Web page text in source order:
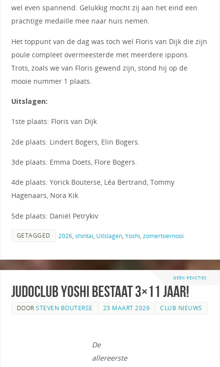
wel even spannend. Gelukkig mocht zij aan het eind een
prachtige medaille mee naar huis nemen.
Het toppunt van de dag was toch wel Floris van Dijk die zijn
poule compleet overmeesterde met meerdere ippons.
Trots, zoals we van Floris gewend zijn, stond hij op de
mooie nummer 1 plaats.
Uitslagen:
1ste plaats: Floris van Dijk
2de plaats: Lindert Bogers, Elin Bogers.
3de plaats: Emma Doets, Flore Bogers.
4de plaats: Yorick Bouterse, Léa Bertrand, Tommy
Hagenaars, Nora Kik
5de plaats: Daniël Petrykiv
GETAGGED 2026, shintai, Uitslagen, Yoshi, zomertoernooi
GEEN REACTIES
Judoclub Yoshi bestaat 3×11 jaar!
DOORSTEVEN BOUTERSE 23 MAART 2026 CLUB NIEUWS
De
allereerste